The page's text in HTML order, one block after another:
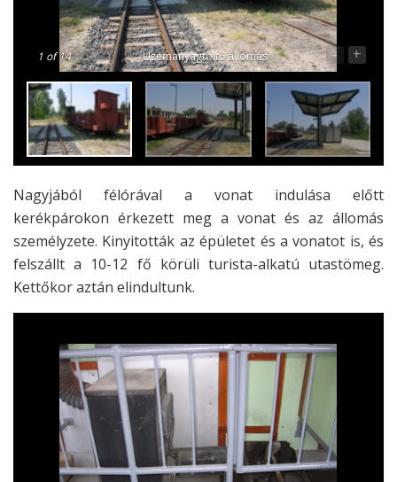
1 of 14 Üzemanyagtöltő állomás - +
Nagyjából félórával a vonat indulása előtt
kerékpárokon érkezett meg a vonat és az állomás
személyzete. Kinyitották az épületet és a vonatot is, és
felszállt a 10-12 fő körüli turista-alkatú utastömeg.
Kettőkor aztán elindultunk.